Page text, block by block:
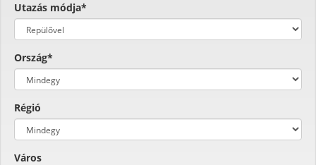
Utazás módja*
Ország*
Régió
Város